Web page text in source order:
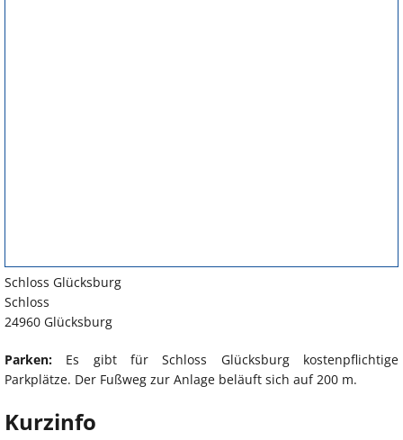
Schloss Glücksburg
Schloss
24960 Glücksburg
Parken: Es gibt für Schloss Glücksburg kostenpflichtige
Parkplätze. Der Fußweg zur Anlage beläuft sich auf 200 m.
Kurzinfo